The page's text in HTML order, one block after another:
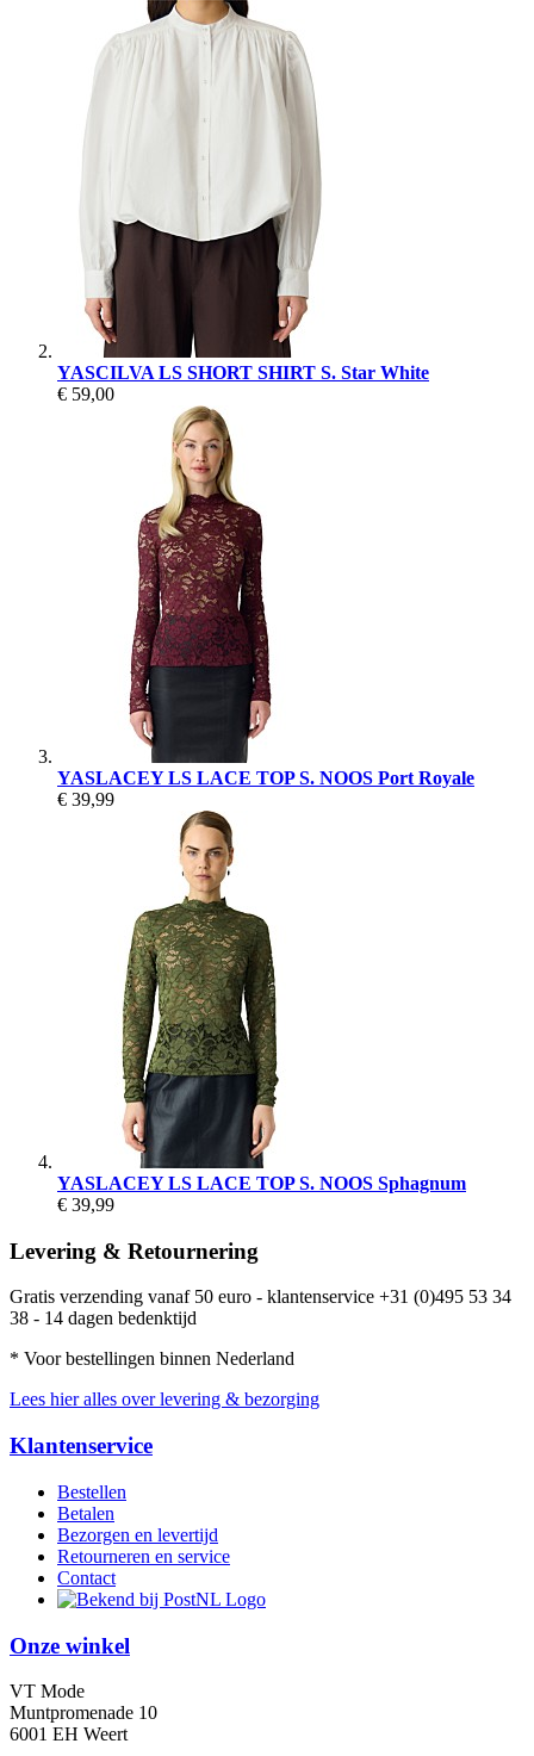
YASCILVA LS SHORT SHIRT S. Star White
€ 59,00
YASLACEY LS LACE TOP S. NOOS Port Royale
€ 39,99
YASLACEY LS LACE TOP S. NOOS Sphagnum
€ 39,99
Levering & Retournering
Gratis verzending vanaf 50 euro - klantenservice +31 (0)495 53 34
38 - 14 dagen bedenktijd
* Voor bestellingen binnen Nederland
Lees hier alles over levering & bezorging
Klantenservice
Bestellen
Betalen
Bezorgen en levertijd
Retourneren en service
Contact
Onze winkel
VT Mode
Muntpromenade 10
6001 EH Weert